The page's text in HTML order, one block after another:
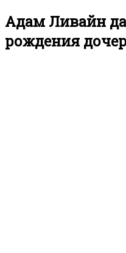
Адам Ливайн
рождения